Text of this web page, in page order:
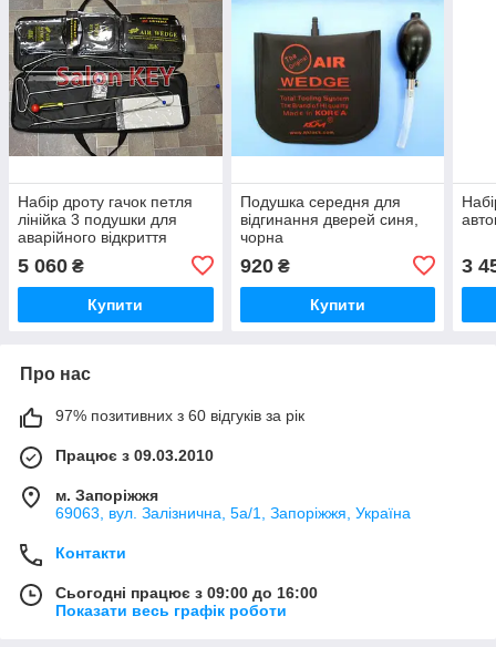
Набір дроту гачок петля
лінійка 3 подушки для
аварійного відкриття
5 060 ₴
Купити
Подушка середня для
відгинання дверей синя,
чорна
920₴
Купити
3
Про нас
97% позитивних з 60 відгуків за рік
Працює з 09.03.2010
м. Запоріжжя
69063, вул. Залізнична, 5а/1, Запоріжжя, Україна
Контакти
Сьогодні працює з 09:00 до 16:00
Показати весь графік роботи